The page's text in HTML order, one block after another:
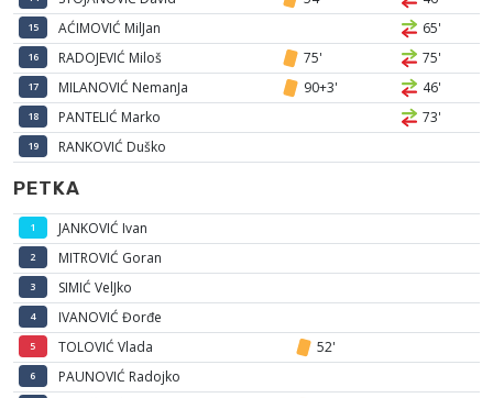
15 AĆIMOVIĆ MilJan 65'
16 RADOJEVIĆ Miloš 75' 75'
17 MILANOVIĆ NemanJa 90+3' 46'
18 PANTELIĆ Marko 73'
19 RANKOVIĆ Duško
PETKA
1 JANKOVIĆ Ivan
2 MITROVIĆ Goran
3 SIMIĆ VelJko
4 IVANOVIĆ Đorđe
5 TOLOVIĆ Vlada 52'
6 PAUNOVIĆ Radojko